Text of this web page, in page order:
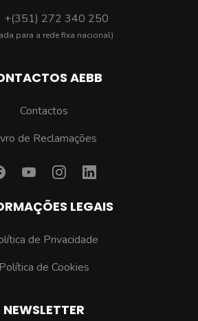
+(351) 272 340 250
para a rede fixa nacional)
AEBB
Contactos
de Reclamações
LEGAIS
de Privacidade
Política de Cookies
NEWSLETTER